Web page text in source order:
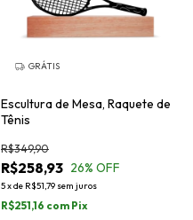
GRÁTIS
Escultura de Mesa, Raquete de
Tênis
R$258,93
R$349,90
26% OFF
5xde R$51,79 sem juros
R$251,16 com Pix